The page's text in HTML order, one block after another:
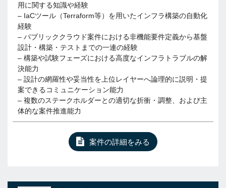
用に関する知識や経験
– IaCツール（Terraform等）を用いたインフラ構築の自動化
経験
– パブリッククラウド案件における非機能要件定義から基盤
設計・構築・テストまでの一連の経験
– 構築や試験フェーズにおける高度なインフラトラブルの解
決能力
– 設計の網羅性や妥当性を上位レイヤーへ論理的に説明・提
案できるコミュニケーション能力
– 複数のステークホルダーとの適切な折衝・調整、および主
体的な案件推進能力
案件の詳細をみる